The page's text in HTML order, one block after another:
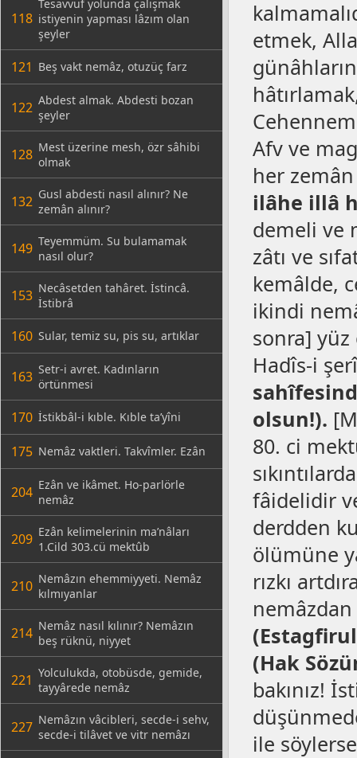
118
Tesavvuf yolunda çalışmak
istiyenin yapması lâzım olan
şeyler
121 Beş vakt nemâz, otuzüç farz
122 Abdest almak. Abdesti bozan
şeyler
128 Mest üzerine mesh, özr sâhibi
olmak
132 Gusl abdesti nasıl alınır? Ne
zemân alınır?
149 Teyemmüm. Su bulamamak
nasıl olur?
153 Necâsetden tahâret. İstincâ.
İstibrâ
160 Sular, temiz su, pis su, artıklar
163 Setr-i avret. Kadınların
örtünmesi
170 İstikbâl-i kıble. Kıble ta’yîni
175 Nemâz vaktleri. Takvîmler. Ezân
204 Ezân ve ikâmet. Ho-parlörle
nemâz
209 Ezân kelimelerinin ma’nâları
1.Cild 303.cü mektûb
210 Nemâzın ehemmiyyeti. Nemâz
kılmıyanlar
214 Nemâz nasıl kılınır? Nemâzın
beş rüknü, niyyet
221 Yolculukda, otobüsde, gemide,
tayyârede nemâz
227 Nemâzın vâcibleri, secde-i sehv,
secde-i tilâvet ve vitr nemâzı
etmek,
Afv ve
her
ilâhe illâ
demeli ve
zâtı ve
kemâlde,
ikindi
sonra] yüz
Hadîs-i
olsun!).
80. ci
fâidelidir
derdden
ölümüne
rızkı
(Hak
bakınız!
ile